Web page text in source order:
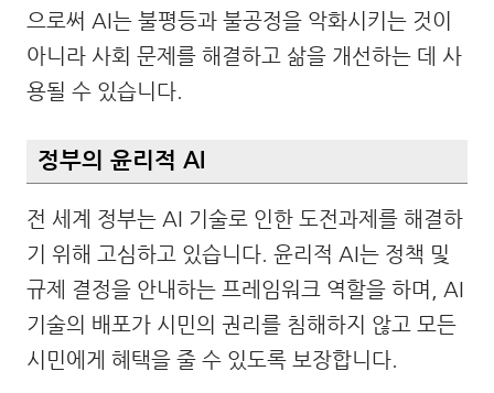
으로써 AI는 불평등과 불공정을 악화시키는 것이
아니라 사회 문제를 해결하고 삶을 개선하는 데 사
용될 수 있습니다.
정부의 윤리적 AI
전 세계 정부는 AI 기술로 인한 도전과제를 해결하
기 위해 고심하고 있습니다. 윤리적 AI는 정책 및
규제 결정을 안내하는 프레임워크 역할을 하며, AI
기술의 배포가 시민의 권리를 침해하지 않고 모든
시민에게 혜택을 줄 수 있도록 보장합니다.